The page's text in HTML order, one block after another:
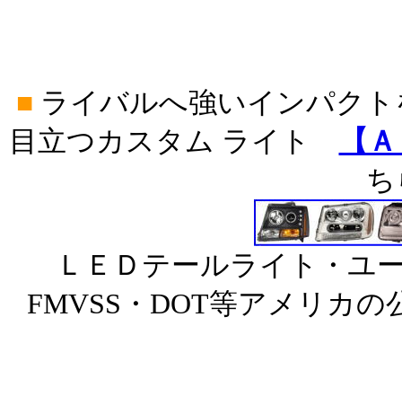
■ ライバルへ強いインパク
目立つカスタム ライト
【
ＬＥＤテールライト・ユ
FMVSS・DOT等アメリカ